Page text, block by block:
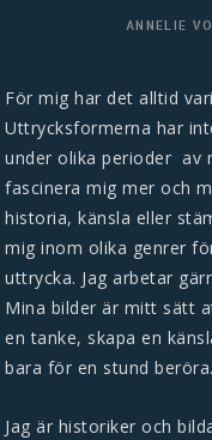
ANNELIE
För mig har det alltid
Uttrycksformerna har
under olika perioder av
fascinera mig mer och
historia, känsla eller
mig inom olika genrer
uttrycka. Jag arbetar
Mina bilder är mitt sätt
en tanke, skapa en
bara för en stund beröra.
Jag är historiker och